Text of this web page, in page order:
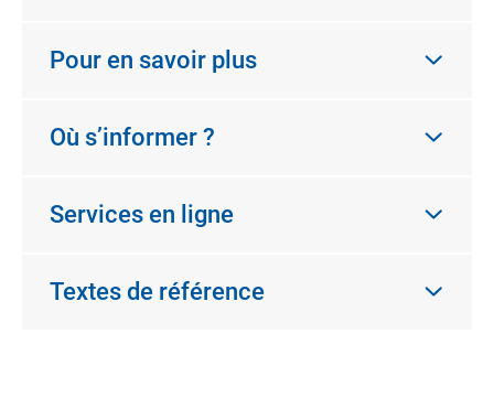
Pour en savoir plus
Où s’informer ?
Services en ligne
Textes de référence